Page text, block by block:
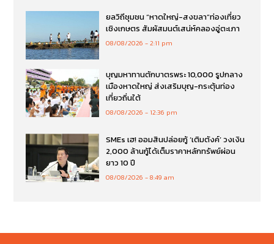
ยลวิถีชุมชน “หาดใหญ่-สงขลา”ท่องเที่ยว
เชิงเกษตร สัมผัสมนต์เสน่ห์คลองอู่ตะเภา
08/08/2026 2:11 pm
บุญมหาทานตักบาตรพระ 10,000 รูปกลาง
เมืองหาดใหญ่ ส่งเสริมบุญ-กระตุ้นท่อง
เที่ยวถิ่นใต้
08/08/2026 12:36 pm
SMEs เฮ! ออมสินปล่อยกู้ ‘เติมตังค์’ วงเงิน
2,000 ล้านกู้ได้เต็มราคาหลักทรัพย์ผ่อน
ยาว 10 ปี
08/08/2026 8:49 am